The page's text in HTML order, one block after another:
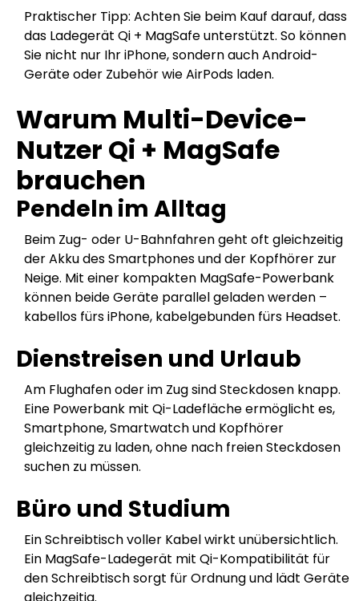
Praktischer Tipp: Achten Sie beim Kauf darauf, dass
das Ladegerät Qi + MagSafe unterstützt. So können
Sie nicht nur Ihr iPhone, sondern auch Android-
Geräte oder Zubehör wie AirPods laden.
Warum Multi-Device-
Nutzer Qi + MagSafe
brauchen
Pendeln im Alltag
Beim Zug- oder U-Bahnfahren geht oft gleichzeitig
der Akku des Smartphones und der Kopfhörer zur
Neige. Mit einer kompakten MagSafe-Powerbank
können beide Geräte parallel geladen werden –
kabellos fürs iPhone, kabelgebunden fürs Headset.
Dienstreisen und Urlaub
Am Flughafen oder im Zug sind Steckdosen knapp.
Eine Powerbank mit Qi-Ladefläche ermöglicht es,
Smartphone, Smartwatch und Kopfhörer
gleichzeitig zu laden, ohne nach freien Steckdosen
suchen zu müssen.
Büro und Studium
Ein Schreibtisch voller Kabel wirkt unübersichtlich.
Ein MagSafe-Ladegerät mit Qi-Kompatibilität für
den Schreibtisch sorgt für Ordnung und lädt Geräte